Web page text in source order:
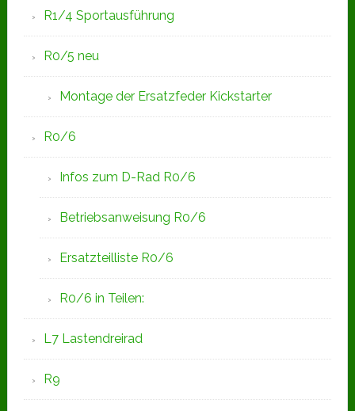
R1/4 Sportausführung
R0/5 neu
Montage der Ersatzfeder Kickstarter
R0/6
Infos zum D-Rad R0/6
Betriebsanweisung R0/6
Ersatzteilliste R0/6
R0/6 in Teilen:
L7 Lastendreirad
R9